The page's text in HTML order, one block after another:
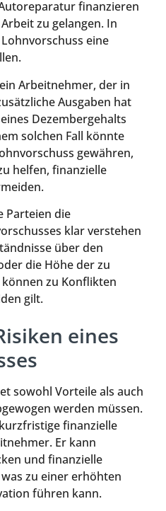
finanzieren
zu gelangen. In
eine
Arbeitnehmer, der in
Ausgaben hat
Dezembergehalts
solchen Fall könnte
gewähren,
helfen, finanzielle
Parteien die
klar verstehen
über den
die Höhe der zu
zu Konflikten
gilt.
eines
sowohl Vorteile als auch
werden müssen.
finanzielle
Er kann
und finanzielle
zu einer erhöhten
führen kann.